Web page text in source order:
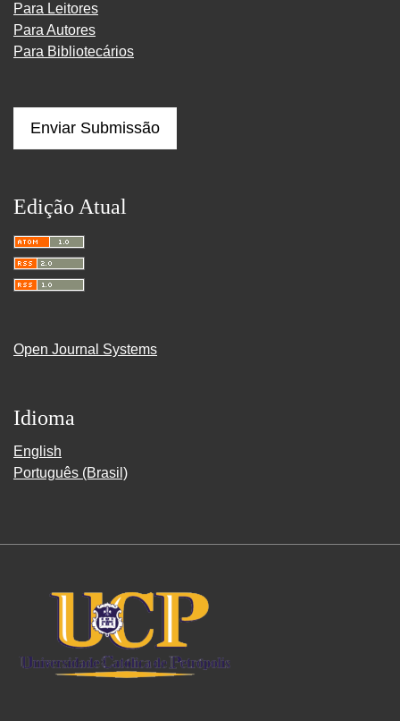
Para Leitores
Para Autores
Para Bibliotecários
Enviar Submissão
Edição Atual
Open Journal Systems
Idioma
English
Português (Brasil)